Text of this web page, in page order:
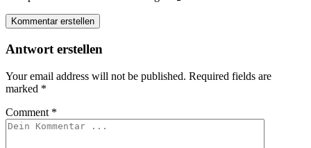
Kommentar erstellen
Antwort erstellen
Your email address will not be published. Required fields are
marked *
Comment *